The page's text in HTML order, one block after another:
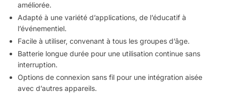
améliorée.
Adapté à une variété d’applications, de l’éducatif à
l’événementiel.
Facile à utiliser, convenant à tous les groupes d’âge.
Batterie longue durée pour une utilisation continue sans
interruption.
Options de connexion sans fil pour une intégration aisée
avec d’autres appareils.